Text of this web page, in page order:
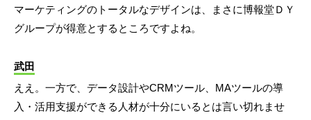
マーケティングのトータルなデザインは、まさに博報堂ＤＹ
グループが得意とするところですよね。
武田
ええ。一方で、データ設計やCRMツール、MAツールの導
入・活用支援ができる人材が十分にいるとは言い切れませ